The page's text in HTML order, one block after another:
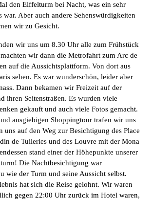
den Eiffelturm bei Nacht, was ein sehr
war. Aber auch andere Sehenswürdigkeiten
wir zu Gesicht.
wir uns um 8.30 Uhr alle zum Frühstück
wir dann die Metrofahrt zum Arc de
auf die Aussichtsplattform. Von dort aus
sehen. Es war wunderschön, leider aber
Dann bekamen wir Freizeit auf der
ihren Seitenstraßen. Es wurden viele
gekauft und auch viele Fotos gemacht.
ausgiebigen Shoppingtour trafen wir uns
uns auf den Weg zur Besichtigung des Place
de Tuileries und des Louvre mit der Mona
stand einer der Höhepunkte unserer
Die Nachtbesichtigung war
wie der Turm und seine Aussicht selbst.
hat sich die Reise gelohnt. Wir waren
gegen 22:00 Uhr zurück im Hotel waren,